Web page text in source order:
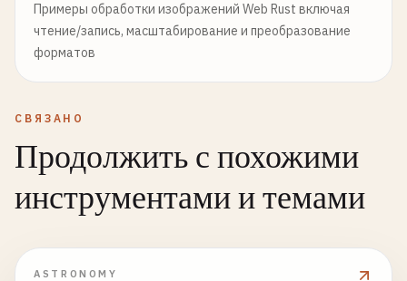
Примеры обработки изображений Web Rust включая
чтение/запись, масштабирование и преобразование
форматов
СВЯЗАНО
Продолжить с похожими
инструментами и темами
ASTRONOMY